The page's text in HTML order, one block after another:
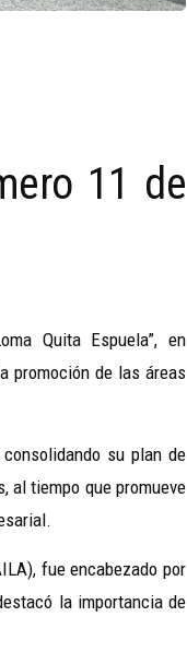
11 de
Quita Espuela”, en
promoción de las áreas
su plan de
al tiempo que promueve
fue encabezado por
la importancia de